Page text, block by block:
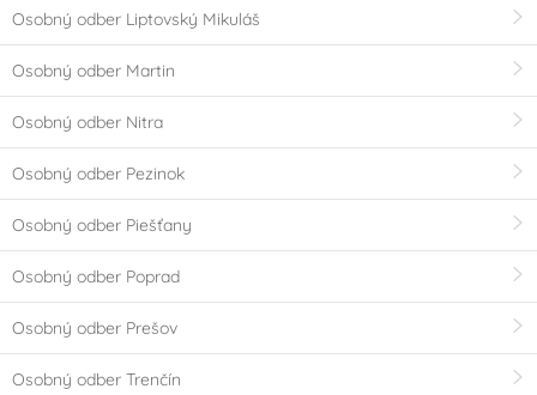
Osobný odber Liptovský Mikuláš
Osobný odber Martin
Osobný odber Nitra
Osobný odber Pezinok
Osobný odber Piešťany
Osobný odber Poprad
Osobný odber Prešov
Osobný odber Trenčín